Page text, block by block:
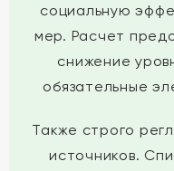
социальную
мер. Расчет
снижение
обязательные
Также строго
источников.